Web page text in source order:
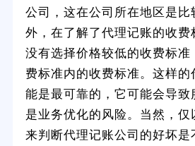
公司，这在公司所在地区是比
外，在了解了代理记账的收费
没有选择价格较低的收费标准
费标准内的收费标准。这样
能是最可靠的，它可能会导致
是业务优化的风险。当然，仅
来判断代理记账公司的好坏是